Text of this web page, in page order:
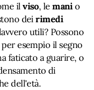
ilviso, le manio
deirimedi
utili? Possono
esempio il segno
faticato a guarire, o
di
dell'età.